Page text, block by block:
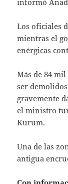
informó
Los oficiales
mientras el
enérgicas
Más de 84
ser
gravemente
el ministro
Kurum.
Una de las
antigua